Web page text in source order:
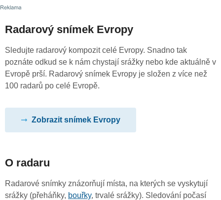
Radarový snímek Evropy
Sledujte radarový kompozit celé Evropy. Snadno tak
poznáte odkud se k nám chystají srážky nebo kde aktuálně v
Evropě prší. Radarový snímek Evropy je složen z více než
100 radarů po celé Evropě.
Zobrazit snímek Evropy
O radaru
Radarové snímky znázorňují místa, na kterých se vyskytují
srážky (přeháňky, bouřky, trvalé srážky). Sledování počasí